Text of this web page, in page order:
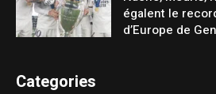
égalent le
d’Europe de
Categories